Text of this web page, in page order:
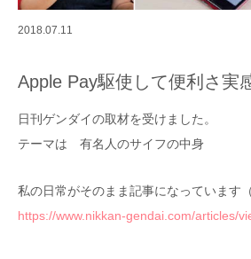
2018.07.11
Apple Pay駆使して便利さ実
日刊ゲンダイの取材を受けました。
テーマは 有名人のサイフの中身
私の日常がそのまま記事になっています（
https://www.nikkan-gendai.com/articles/